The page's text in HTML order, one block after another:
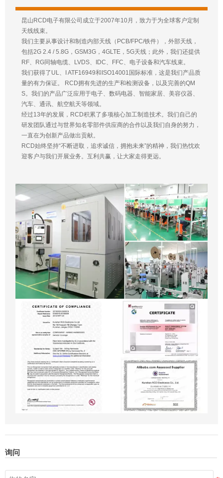
昆山RCD电子有限公司成立于2007年10月，致力于为全球客户定制
天线线束。
我们主要从事设计和制造内部天线（PCB/FPC/铁件），外部天线，
包括2G 2.4 / 5.8G，GSM3G，4GLTE，5G天线；此外，我们还提供
RF、RG同轴电缆、LVDS、IDC、FFC、电子设备和汽车线束。
我们获得了UL、I ATF16949和ISO14001国际标准，这是我们产品质
量的有力保证。 RCD拥有先进的生产和检测设备，以及完善的QM
S。我们的产品广泛应用于电子、数码电器、智能家居、美容仪器、
汽车、通讯、航空航天等领域。
经过13年的发展，RCD积累了多项核心加工制造技术。我们自己的
研发团队通过与世界知名零部件供应商的合作以及我们自身的努力，
一直在为创新产品做出贡献。
RCD始终坚持“不断进取，追求诚信，拥抱未来”的精神，我们热忱欢
迎客户与我们开展业务。互利共赢，让大家走得更远。
询问